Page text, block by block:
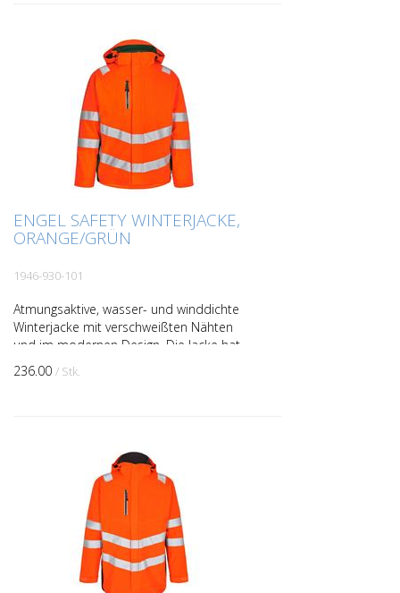
ENGEL SAFETY WINTERJACKE,
ORANGE/GRÜN
1946-930-101
Atmungsaktive, wasser- und winddichte
Winterjacke mit verschweißten Nähten
und im modernen Design. Die Jacke hat
einen hohen Kragen und ist hinten länger
geschnitten. Dop...
236.00 / Stk.